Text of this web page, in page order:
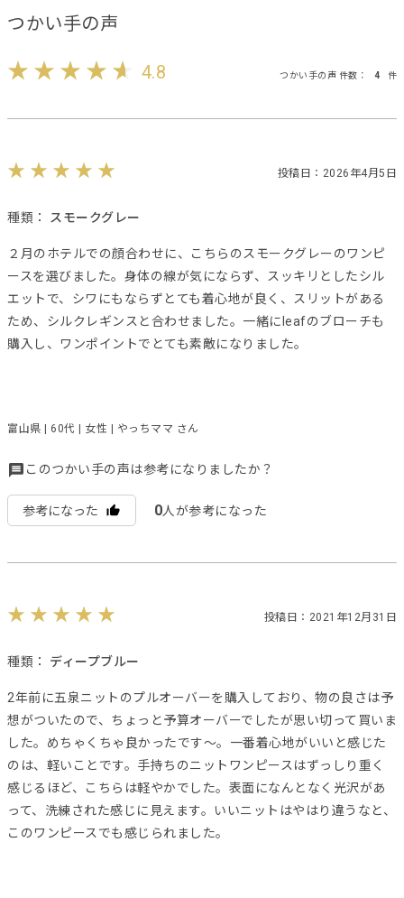
つかい手の声
4.8 つかい手の声 件数： 4 件
投稿日：2026年4月5日
種類： スモークグレー
２月のホテルでの顔合わせに、こちらのスモークグレーのワンピ
ースを選びました。身体の線が気にならず、スッキリとしたシル
エットで、シワにもならずとても着心地が良く、スリットがある
ため、シルクレギンスと合わせました。一緒にleafのブローチも
購入し、ワンポイントでとても素敵になりました。
富山県 | 60代 | 女性 | やっちママ さん
このつかい手の声は参考になりましたか？
参考になった 0人が参考になった
投稿日：2021年12月31日
種類： ディープブルー
2年前に五泉ニットのプルオーバーを購入しており、物の良さは予
想がついたので、ちょっと予算オーバーでしたが思い切って買いま
した。めちゃくちゃ良かったです〜。一番着心地がいいと感じた
のは、軽いことです。手持ちのニットワンピースはずっしり重く
感じるほど、こちらは軽やかでした。表面になんとなく光沢があ
って、洗練された感じに見えます。いいニットはやはり違うなと、
このワンピースでも感じられました。